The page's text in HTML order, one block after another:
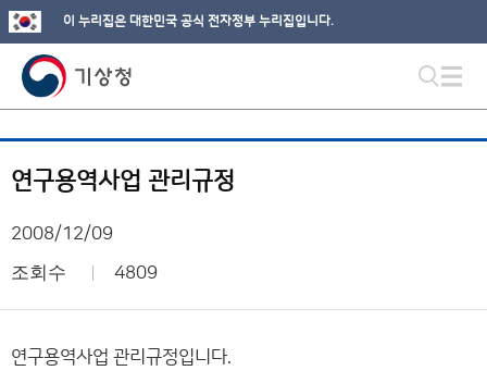
이 누리집은 대한민국 공식 전자정부 누리집입니다.
연구용역사업 관리규정
2008/12/09
조회수 4809
연구용역사업 관리규정입니다.